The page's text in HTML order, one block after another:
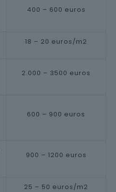
400 – 600 euros
18 – 20 euros/m2
2.000 – 3500 euros
600 – 900 euros
900 – 1200 euros
25 – 50 euros/m2